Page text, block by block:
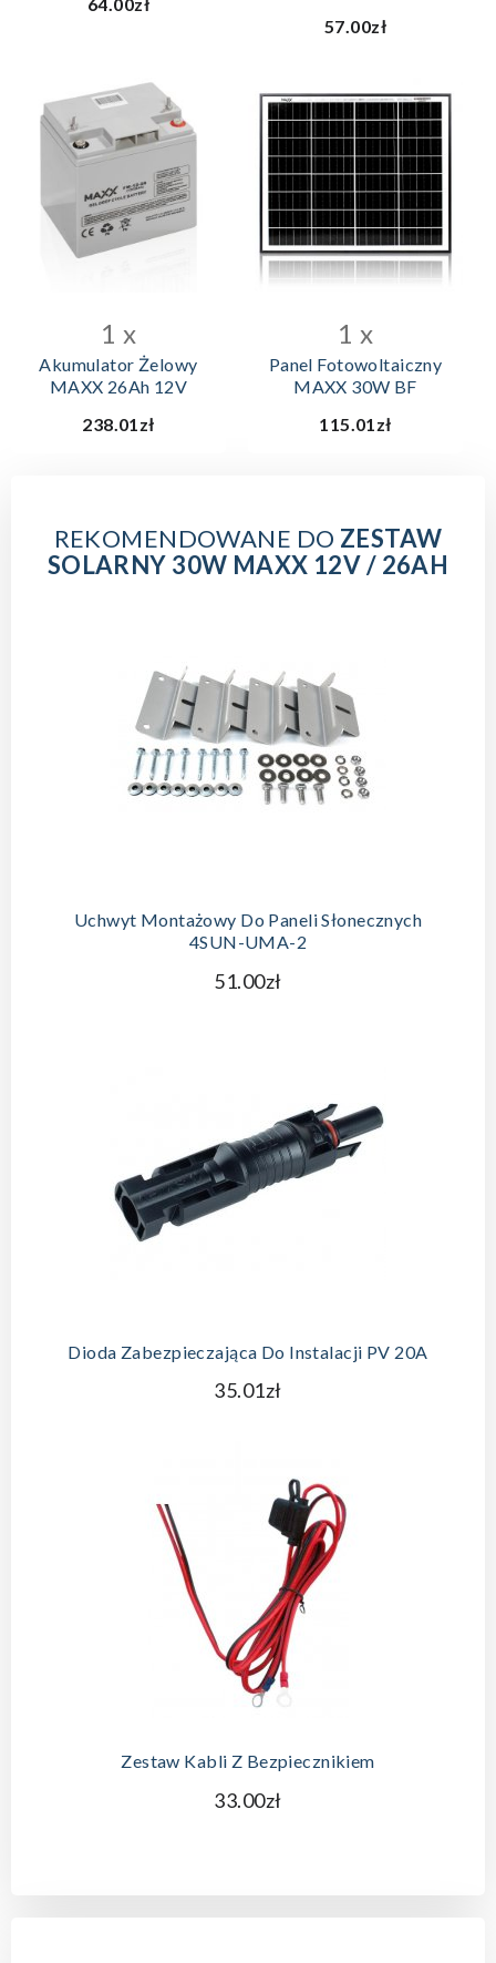
57.00zł
1 x
Akumulator Żelowy
MAXX 26Ah 12V
238.01zł
1 x
Panel Fotowoltaiczny
MAXX 30W BF
115.01zł
REKOMENDOWANE DO ZESTAW
SOLARNY 30W MAXX 12V / 26AH
Uchwyt Montażowy Do Paneli Słonecznych
4SUN-UMA-2
51.00zł
Dioda Zabezpieczająca Do Instalacji PV 20A
35.01zł
Zestaw Kabli Z Bezpiecznikiem
33.00zł